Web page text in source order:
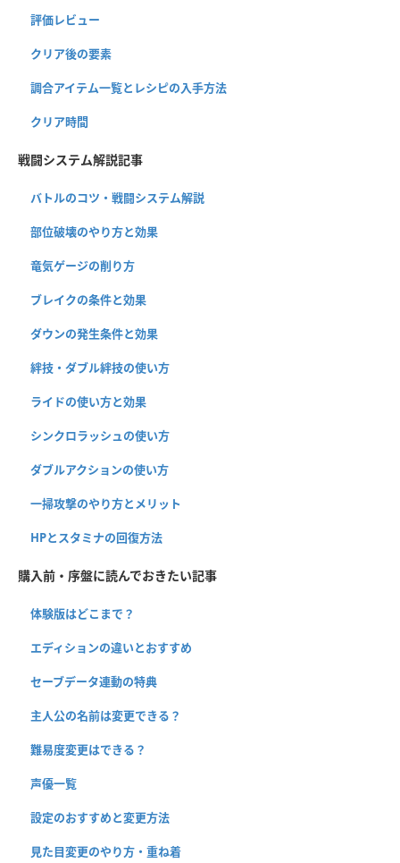
評価レビュー
クリア後の要素
調合アイテム一覧とレシピの入手方法
クリア時間
戦闘システム解説記事
バトルのコツ・戦闘システム解説
部位破壊のやり方と効果
竜気ゲージの削り方
ブレイクの条件と効果
ダウンの発生条件と効果
絆技・ダブル絆技の使い方
ライドの使い方と効果
シンクロラッシュの使い方
ダブルアクションの使い方
一掃攻撃のやり方とメリット
HPとスタミナの回復方法
購入前・序盤に読んでおきたい記事
体験版はどこまで？
エディションの違いとおすすめ
セーブデータ連動の特典
主人公の名前は変更できる？
難易度変更はできる？
声優一覧
設定のおすすめと変更方法
見た目変更のやり方・重ね着